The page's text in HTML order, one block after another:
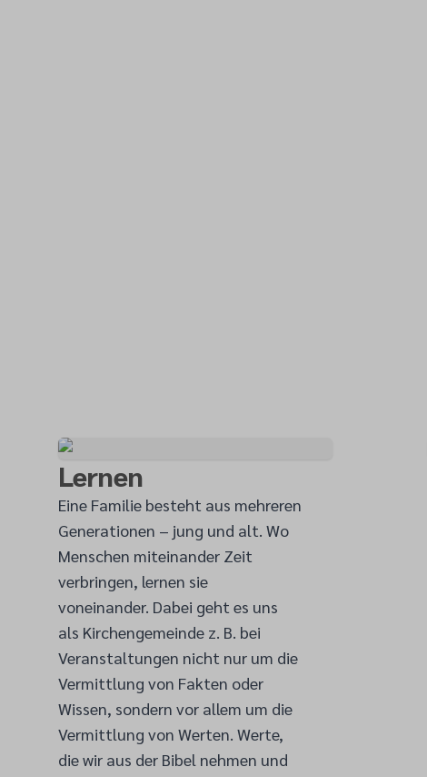
Lernen
Eine Familie besteht aus mehreren
Generationen – jung und alt. Wo
Menschen miteinander Zeit
verbringen, lernen sie
voneinander. Dabei geht es uns
als Kirchengemeinde z. B. bei
Veranstaltungen nicht nur um die
Vermittlung von Fakten oder
Wissen, sondern vor allem um die
Vermittlung von Werten. Werte,
die wir aus der Bibel nehmen und